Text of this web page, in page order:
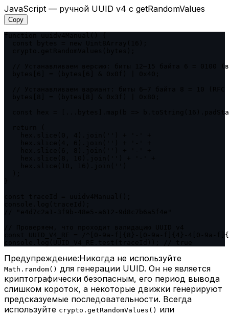
JavaScript — ручной UUID v4 с getRandomValues
Copy
// Устанавливаем версию: биты 12–15 байта 6 = 0100
const hex = [...bytes].map(b =>
const UUID_V4_RE = /^[0-9a-f]{8}-[0-9a-f]{4}-4[0-
Предупреждение:Никогда не используйте
Math.random() для генерации UUID. Он не является
криптографически безопасным, его период вывода
слишком короток, а некоторые движки генерируют
предсказуемые последовательности. Всегда
используйте crypto.getRandomValues() или